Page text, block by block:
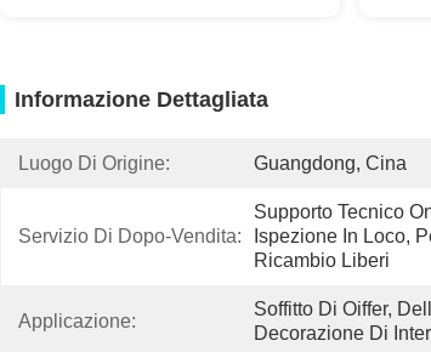
Informazione Dettagliata
Luogo Di Origine: Guangdong, Cina
Servizio Di Dopo-Vendita:
Supporto Tecnico
Ispezione In Loco,
Ricambio Liberi
Applicazione:
Soffitto Di Oiffer,
Decorazione Di